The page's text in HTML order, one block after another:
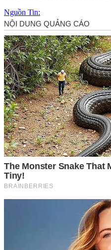
Nguồn Tin: